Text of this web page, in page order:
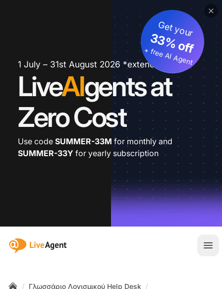
1 July – 31st August 2026 *extended
LiveAIgents at
Zero Cost
Get your
33% off
+ free AI Agent
Use code SUMMER-33M for monthly and
SUMMER-33Y for yearly subscription
:site.title
/ Γλωσσάριο Λογισμικού Help Desk /